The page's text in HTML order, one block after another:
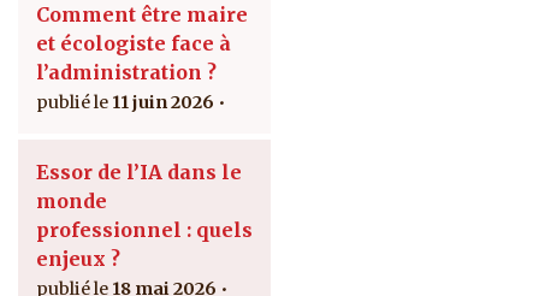
Comment être maire
et écologiste face à
l’administration ?
11 juin 2026
Essor de l’IA dans le
monde
professionnel : quels
enjeux ?
18 mai 2026